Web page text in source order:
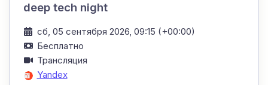
deep tech night
сб, 05 сентября 2026, 09:15 (+00:00)
Бесплатно
Трансляция
Yandex